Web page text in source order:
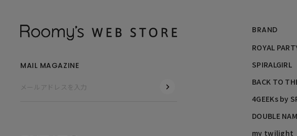
BRAND
ROYAL
SPIRALGIRL
BACK TO
4GEEKs by
DOUBLE
my twilight
MAIL MAGAZINE